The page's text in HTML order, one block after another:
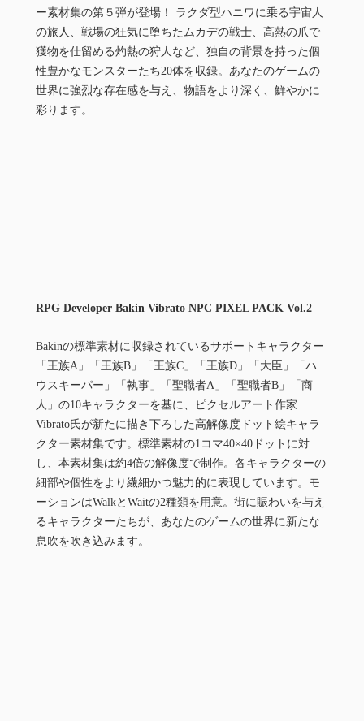
ー素材集の第５弾が登場！ ラクダ型ハニワに乗る宇宙人
の旅人、戦場の狂気に堕ちたムカデの戦士、高熱の爪で
獲物を仕留める灼熱の狩人など、独自の背景を持った個
性豊かなモンスターたち20体を収録。あなたのゲームの
世界に強烈な存在感を与え、物語をより深く、鮮やかに
彩ります。
RPG Developer Bakin Vibrato NPC PIXEL PACK Vol.2
Bakinの標準素材に収録されているサポートキャラクター
「王族A」「王族B」「王族C」「王族D」「大臣」「ハ
ウスキーパー」「執事」「聖職者A」「聖職者B」「商
人」の10キャラクターを基に、ピクセルアート作家
Vibrato氏が新たに描き下ろした高解像度ドット絵キャラ
クター素材集です。標準素材の1コマ40×40ドットに対
し、本素材集は約4倍の解像度で制作。各キャラクターの
細部や個性をより繊細かつ魅力的に表現しています。モ
ーションはWalkとWaitの2種類を用意。街に賑わいを与え
るキャラクターたちが、あなたのゲームの世界に新たな
息吹を吹き込みます。